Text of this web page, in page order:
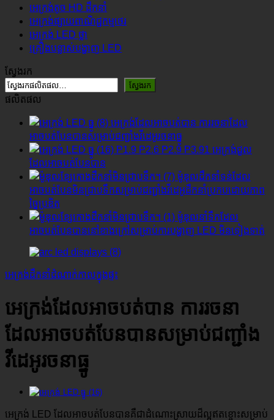
អេក្រង់តូច HD ដឹកនាំ
អេក្រង់ផ្សាយពាណិជ្ជកម្មថេរ
អេក្រង់ LED ថ្លា
គ្រឿងបន្លាស់បង្ហាញ LED
ស្វែងរក
ស្វែងរក
ផលិតផល
អេក្រង់ដែលអាចបត់បាន ការរចនាដែល
អាចបត់បែនបានសម្រាប់ជញ្ជាំងវីដេអូរចនាធ្នូ
P1.9 P2.6 P2.9 P3.91 អេក្រង់ជួល
ដែលអាចបត់បែនបាន
ម៉ូឌុលដឹកនាំទន់ដែល
អាចបត់បែនមិនជ្រាបទឹកសម្រាប់ជញ្ជាំងវីដេអូដឹកនាំប្រកបដោយភាព
ច្នៃប្រឌិត
ម៉ូឌុលនាំទឹកដែល
អាចបត់បែនបាននៅខាងក្រៅសម្រាប់ការបង្ហាញ LED មិនទៀងទាត់
អេក្រង់ដឹកនាំដំណាក់កាលក្នុងផ្ទះ
អេក្រង់ដែលអាចបត់បាន ការរចនា
ដែលអាចបត់បែនបានសម្រាប់ជញ្ជាំង
វីដេអូរចនាធ្នូ
អេក្រង់ LED ដែលអាចបត់បែនបានគឺជាដំណោះស្រាយដ៏ល្អឥតខ្ចោះសម្រាប់